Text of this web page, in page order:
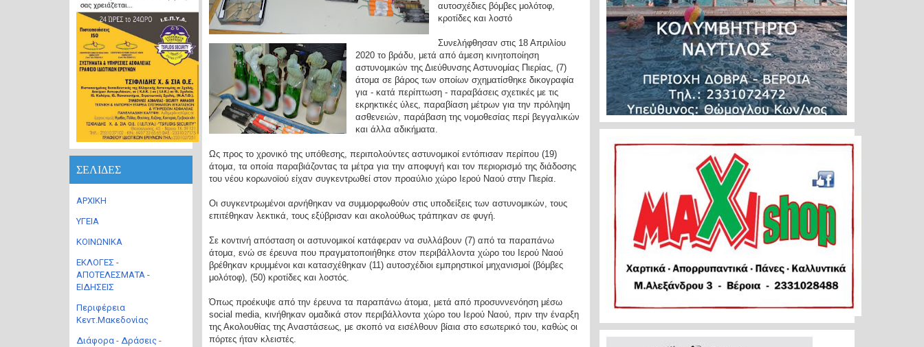
αυτοσχέδιες βόμβες μολότοφ,
κροτίδες και λοστό
Συνελήφθησαν στις 18 Απριλίου
2020 το βράδυ, μετά από άμεση κινητοποίηση
αστυνομικών της Διεύθυνσης Αστυνομίας Πιερίας, (7)
άτομα σε βάρος των οποίων σχηματίσθηκε δικογραφία
για - κατά περίπτωση - παραβάσεις σχετικές με τις
εκρηκτικές ύλες, παραβίαση μέτρων για την πρόληψη
ασθενειών, παράβαση της νομοθεσίας περί βεγγαλικών
και άλλα αδικήματα.
Ως προς το χρονικό της υπόθεσης, περιπολούντες αστυνομικοί εντόπισαν περίπου (19)
άτομα, τα οποία παραβιάζοντας τα μέτρα για την αποφυγή και τον περιορισμό της διάδοσης
του νέου κορωνοϊού είχαν συγκεντρωθεί στον προαύλιο χώρο Ιερού Ναού στην Πιερία.
Οι συγκεντρωμένοι αρνήθηκαν να συμμορφωθούν στις υποδείξεις των αστυνομικών, τους
επιτέθηκαν λεκτικά, τους εξύβρισαν και ακολούθως τράπηκαν σε φυγή.
Σε κοντινή απόσταση οι αστυνομικοί κατάφεραν να συλλάβουν (7) από τα παραπάνω
άτομα, ενώ σε έρευνα που πραγματοποιήθηκε στον περιβάλλοντα χώρο του Ιερού Ναού
βρέθηκαν κρυμμένοι και κατασχέθηκαν (11) αυτοσχέδιοι εμπρηστικοί μηχανισμοί (βόμβες
μολότοφ), (50) κροτίδες και λοστός.
Όπως προέκυψε από την έρευνα τα παραπάνω άτομα, μετά από προσυννενόηση μέσω
social media, κινήθηκαν ομαδικά στον περιβάλλοντα χώρο του Ιερού Ναού, πριν την έναρξη
της Ακολουθίας της Αναστάσεως, με σκοπό να εισέλθουν βίαια στο εσωτερικό του, καθώς οι
πόρτες ήταν κλειστές.
ΣΕΛΙΔΕΣ
ΑΡΧΙΚΗ
ΥΓΕΙΑ
ΚΟΙΝΩΝΙΚΑ
ΕΚΛΟΓΕΣ -
ΑΠΟΤΕΛΕΣΜΑΤΑ -
ΕΙΔΗΣΕΙΣ
Περιφέρεια
Κεντ.Μακεδονίας
Διάφορα - Δράσεις -